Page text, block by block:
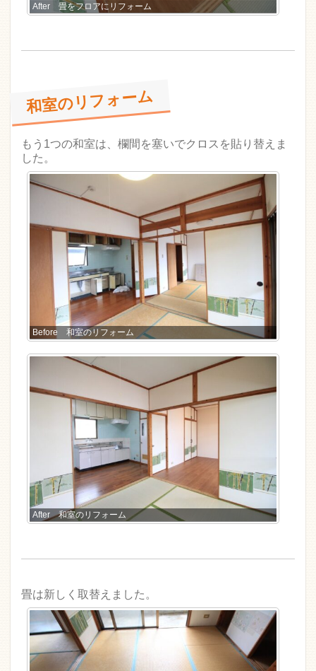
After 畳をフロアにリフォーム
和室のリフォーム
もう1つの和室は、欄間を塞いでクロスを貼り替えま
した。
Before 和室のリフォーム
After 和室のリフォーム
畳は新しく取替えました。